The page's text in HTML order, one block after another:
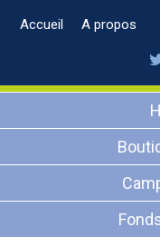
Accueil A propos